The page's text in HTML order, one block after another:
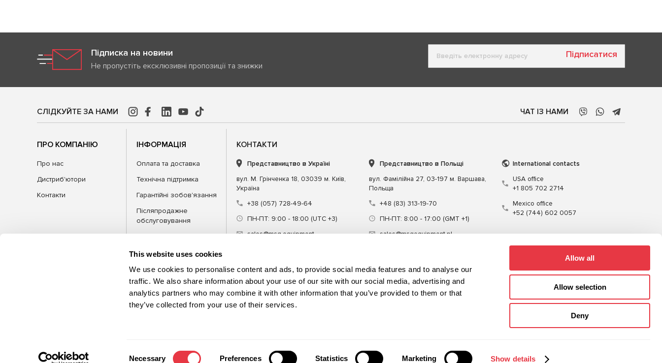
This website uses cookies
We use cookies to personalise content and ads, to provide social media features and to analyse our
traffic. We also share information about your use of our site with our social media, advertising and
analytics partners who may combine it with other information that you’ve provided to them or that
they’ve collected from your use of their services.
Necessary Preferences Statistics Marketing Show details
Allow all
Allow selection
Deny
Підписка на новини
Не пропустіть ексклюзивні пропозиції та знижки
Підписатися
СЛІДКУЙТЕ ЗА НАМИ ЧАТ ІЗ НАМИ
ПРО КОМПАНІЮ
Про нас
Дистриб'ютори
Контакти
ІНФОРМАЦІЯ
Оплата та доставка
Технічна підтримка
Гарантійні зобов'язання
Післяпродажне
обслуговування
FAQ
Блог
КОНТАКТИ
Представництво в Україні
вул. М. Грінченка 18, 03039 м. Київ,
Україна
+38 (057) 728-49-64
ПН-ПТ: 9:00 - 18:00 (UTC +3)
sales@msg.equipment
Представництво в Польщі
вул. Фамілійна 27, 03-197 м. Варшава,
Польща
+48 (83) 313-19-70
ПН-ПТ: 8:00 - 17:00 (GMT +1)
sales@msgequipment.pl
International contacts
USA office
+1 805 702 2714
Mexico office
+52 (744) 602 0057
Обладнання Спецінструмент Навчання Кабелі